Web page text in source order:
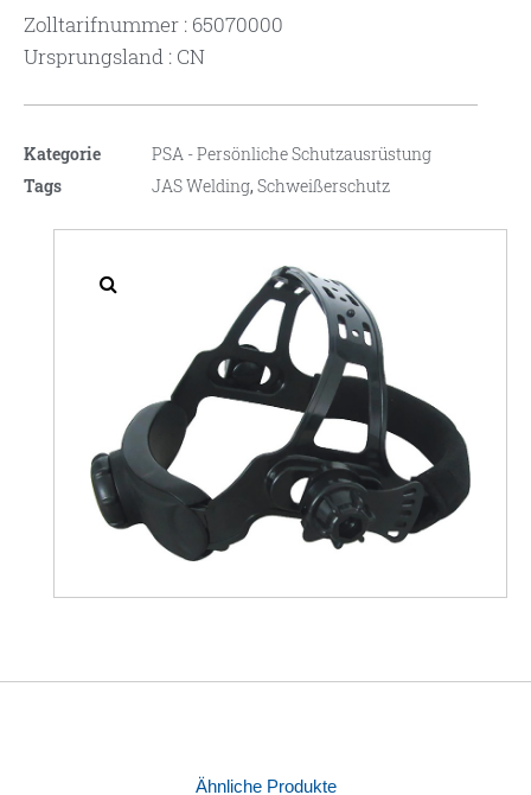
Zolltarifnummer : 65070000
Ursprungsland : CN
Kategorie
PSA - Persönliche Schutzausrüstung
Tags
JAS Welding,Schweißerschutz
Ähnliche Produkte